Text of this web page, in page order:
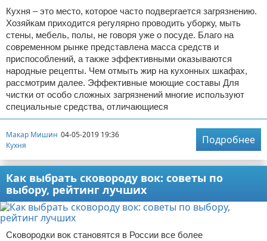
Кухня – это место, которое часто подвергается загрязнению.
Хозяйкам приходится регулярно проводить уборку, мыть
стены, мебель, полы, не говоря уже о посуде. Благо на
современном рынке представлена масса средств и
приспособлений, а также эффективными оказываются
народные рецепты. Чем отмыть жир на кухонных шкафах,
рассмотрим далее. Эффективные моющие составы Для
чистки от особо сложных загрязнений многие используют
специальные средства, отличающиеся
Макар Мишин 04-05-2019 19:36
Кухня
Подробнее
Как выбрать сковороду вок: советы по
выбору, рейтинг лучших
Сковородки вок становятся в России все более